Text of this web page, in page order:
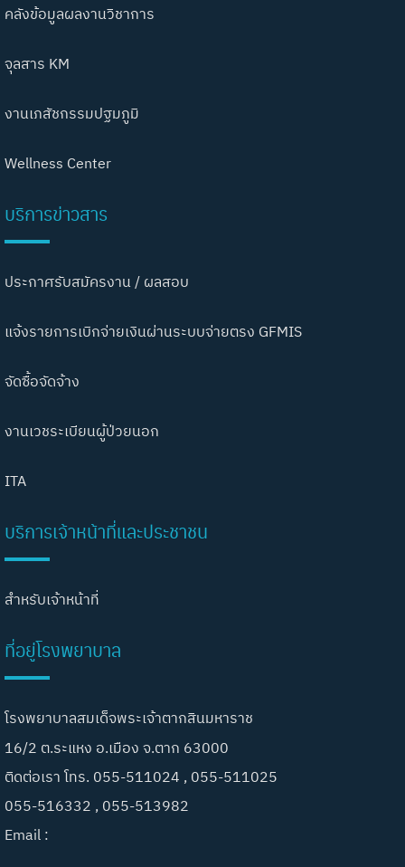
คลังข้อมูลผลงานวิชาการ
จุลสาร KM
งานเภสัชกรรมปฐมภูมิ
Wellness Center
บริการข่าวสาร
ประกาศรับสมัครงาน / ผลสอบ
แจ้งรายการเบิกจ่ายเงินผ่านระบบจ่ายตรง GFMIS
จัดซื้อจัดจ้าง
งานเวชระเบียนผู้ป่วยนอก
ITA
บริการเจ้าหน้าที่และประชาชน
สำหรับเจ้าหน้าที่
ที่อยู่โรงพยาบาล
โรงพยาบาลสมเด็จพระเจ้าตากสินมหาราช
16/2 ต.ระแหง อ.เมือง จ.ตาก 63000
ติดต่อเรา โทร. 055-511024 , 055-511025
055-516332 , 055-513982
Email :